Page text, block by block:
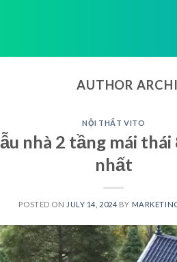
AUTHOR
NỘI THẤT VITO
nhà 2 tầng mái
nhất
POSTED ON JULY 14, 2024 BY